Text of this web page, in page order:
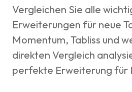
Vergleichen Sie alle
Erweiterungen für neue
Momentum, Tabliss und
direkten Vergleich
perfekte Erweiterung für